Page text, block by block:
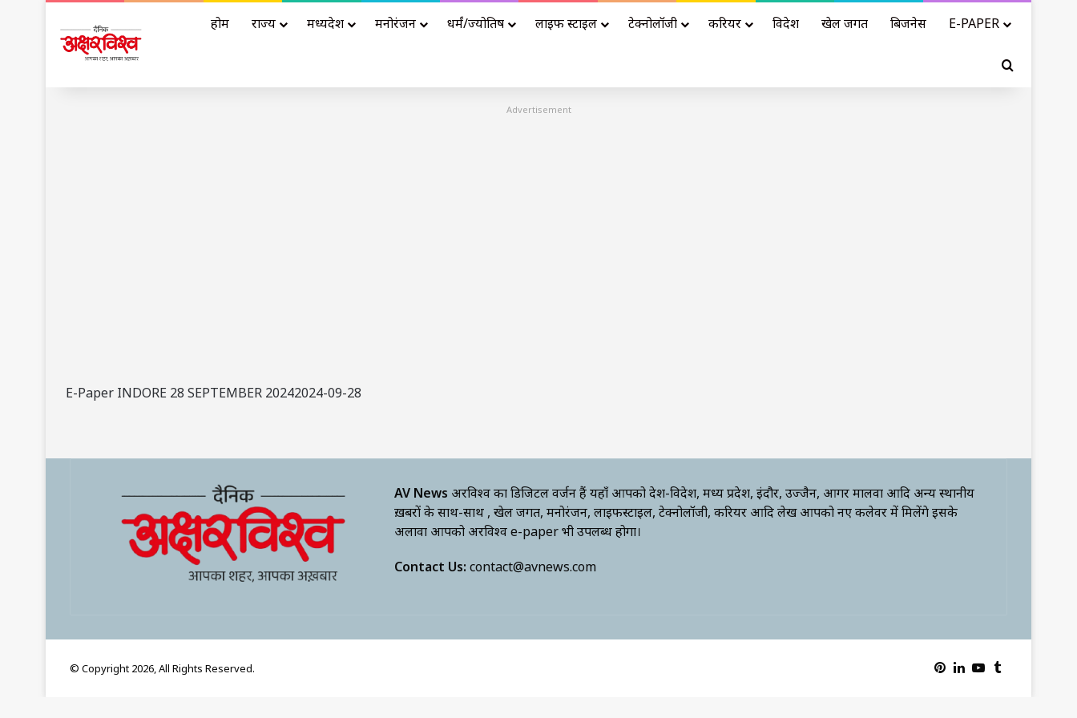
होम राज्य मध्यप्रदेश मनोरंजन धर्मं/ज्योतिष लाइफ स्टाइल टेक्नोलॉजी करियर विदेश खेल जगत बिजनेस E-PAPER
Search for
Advertisement
E-Paper INDORE 28 SEPTEMBER 20242024-09-28
AV News अक्षरविश्व का डिजिटल वर्जन हैं यहाँ आपको देश-विदेश, मध्य प्रदेश, इंदौर, उज्जैन, आगर मालवा आदि अन्य स्थानीय
ख़बरों के साथ-साथ , खेल जगत, मनोरंजन, लाइफस्टाइल, टेक्नोलॉजी, करियर आदि लेख आपको नए कलेवर में मिलेंगे इसके
अलावा आपको अक्षरविश्व e-paper भी उपलब्ध होगा।
Contact Us: contact@avnews.com
© Copyright 2026, All Rights Reserved. Pinterest
LinkedIn
YouTube